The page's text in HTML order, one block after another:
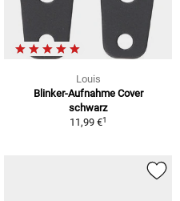
Louis
Blinker-Aufnahme Cover
schwarz
11,99 €1